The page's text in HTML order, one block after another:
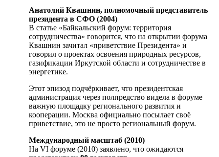
Анатолий Квашнин, полномочный представитель
президента в СФО (2004)
В статье «Байкальский форум: территория
сотрудничества» говорится, что на открытии форума
Квашнин зачитал «приветствие Президента» и
говорил о проектах освоения природных ресурсов,
газификации Иркутской области и сотрудничестве в
энергетике.
Этот эпизод подчёркивает, что президентская
администрация через полпредство видела в форуме
важную площадку регионального развития и
кооперации. Москва официально посылает своё
приветствие, это не просто региональный форум.
Международный масштаб (2010)
На VI форуме (2010) заявлено, что ожидаются